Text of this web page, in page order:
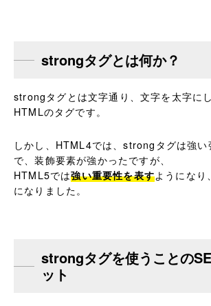
strongタグとは何か？
strongタグとは文字通り、文字を太字に
HTMLのタグです。
しかし、HTML4では、strongタグは強い
で、装飾要素が強かったですが、
HTML5では強い重要性を表すようになり
になりました。
strongタグを使うことの
ット